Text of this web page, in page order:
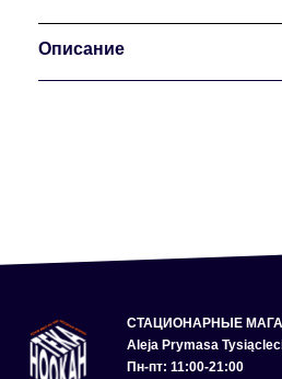
Описание
СТАЦИОНАРНЫЕ
Aleja Prymasa
Пн-пт: 11:00-21:00